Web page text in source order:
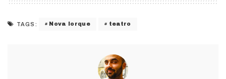
TAGS: Nova Iorque teatro